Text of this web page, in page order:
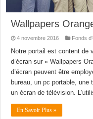
Wallpapers
4 novembre 2016 Fonds
Notre portail est content de
d’écran sur « Wallpapers
d’écran peuvent être
bureau, un pc portable,
un écran de télévision.
En Savoir Plus »